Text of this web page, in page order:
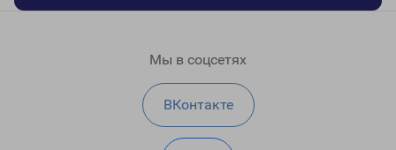
Мы в соцсетях
ВКонтакте